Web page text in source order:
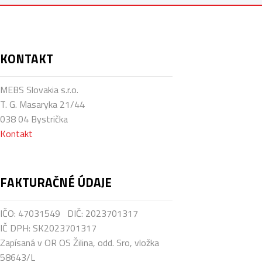
KONTAKT
MEBS Slovakia s.r.o.
T. G. Masaryka 21/44
038 04 Bystrička
Kontakt
FAKTURAČNÉ ÚDAJE
IČO: 47031549 DIČ: 2023701317
IČ DPH: SK2023701317
Zapísaná v OR OS Žilina, odd. Sro, vložka
58643/L